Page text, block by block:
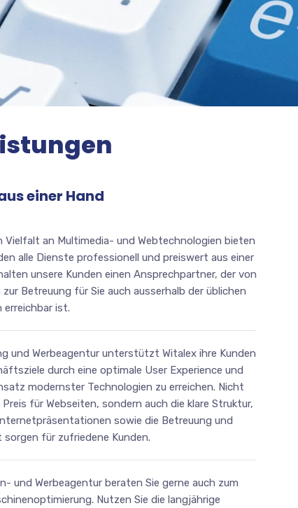
einer Hand
Vielfalt an Multimedia- und Webtechnologien bieten
alle Dienste professionell und preiswert aus einer
unsere Kunden einen Ansprechpartner, der von
Betreuung für Sie auch ausserhalb der üblichen
ist.
und Werbeagentur unterstützt Witalex ihre Kunden
durch eine optimale User Experience und
modernster Technologien zu erreichen. Nicht
für Webseiten, sondern auch die klare Struktur,
sowie die Betreuung und
sorgen für zufriedene Kunden.
und Werbeagentur beraten Sie gerne auch zum
Nutzen Sie die langjährige